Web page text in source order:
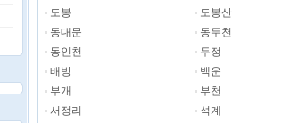
도봉
도봉산
동대문
동두천
동인천
두정
배방
백운
부개
부천
서정리
석계